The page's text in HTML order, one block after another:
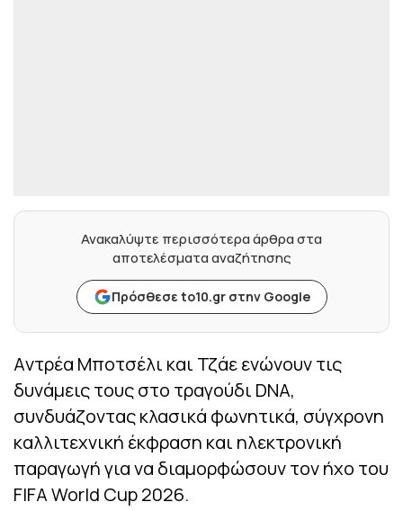
Ανακαλύψτε περισσότερα άρθρα στα
αποτελέσματα αναζήτησης
Πρόσθεσε to10.gr στην Google
Aντρέα Μποτσέλι και Τζάε ενώνουν τις
δυνάμεις τους στο τραγούδι DNA,
συνδυάζοντας κλασικά φωνητικά, σύγχρονη
καλλιτεχνική έκφραση και ηλεκτρονική
παραγωγή για να διαμορφώσουν τον ήχο του
FIFA World Cup 2026.